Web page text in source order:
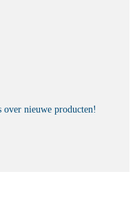
over nieuwe producten!